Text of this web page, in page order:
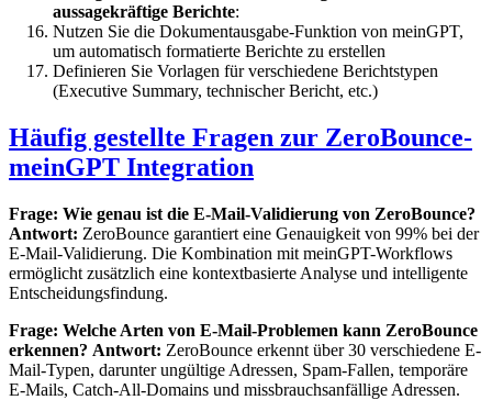
aussagekräftige Berichte:
Nutzen Sie die Dokumentausgabe-Funktion von meinGPT,
um automatisch formatierte Berichte zu erstellen
Definieren Sie Vorlagen für verschiedene Berichtstypen
(Executive Summary, technischer Bericht, etc.)
Häufig gestellte Fragen zur ZeroBounce-
meinGPT Integration
Frage: Wie genau ist die E-Mail-Validierung von ZeroBounce?
Antwort: ZeroBounce garantiert eine Genauigkeit von 99% bei der
E-Mail-Validierung. Die Kombination mit meinGPT-Workflows
ermöglicht zusätzlich eine kontextbasierte Analyse und intelligente
Entscheidungsfindung.
Frage: Welche Arten von E-Mail-Problemen kann ZeroBounce
erkennen? Antwort: ZeroBounce erkennt über 30 verschiedene E-
Mail-Typen, darunter ungültige Adressen, Spam-Fallen, temporäre
E-Mails, Catch-All-Domains und missbrauchsanfällige Adressen.